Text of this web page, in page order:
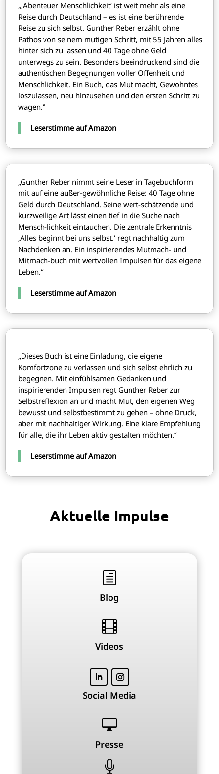
„‚Abenteuer Menschlichkeit‘ ist weit mehr als eine
Reise durch Deutschland – es ist eine berührende
Reise zu sich selbst. Gunther Reber erzählt ohne
Pathos von seinem mutigen Schritt, mit 55 Jahren alles
hinter sich zu lassen und 40 Tage ohne Geld
unterwegs zu sein. Besonders beeindruckend sind die
authentischen Begegnungen voller Offenheit und
Menschlichkeit. Ein Buch, das Mut macht, Gewohntes
loszulassen, neu hinzusehen und den ersten Schritt zu
wagen.“
Leserstimme auf Amazon
„Gunther Reber nimmt seine Leser in Tagebuchform
mit auf eine außer-gewöhnliche Reise: 40 Tage ohne
Geld durch Deutschland. Seine wert-schätzende und
kurzweilige Art lässt einen tief in die Suche nach
Mensch-lichkeit eintauchen. Die zentrale Erkenntnis
‚Alles beginnt bei uns selbst.‘ regt nachhaltig zum
Nachdenken an. Ein inspirierendes Mutmach- und
Mitmach-buch mit wertvollen Impulsen für das eigene
Leben.“
Leserstimme auf Amazon
„Dieses Buch ist eine Einladung, die eigene
Komfortzone zu verlassen und sich selbst ehrlich zu
begegnen. Mit einfühlsamen Gedanken und
inspirierenden Impulsen regt Gunther Reber zur
Selbstreflexion an und macht Mut, den eigenen Weg
bewusst und selbstbestimmt zu gehen – ohne Druck,
aber mit nachhaltiger Wirkung. Eine klare Empfehlung
für alle, die ihr Leben aktiv gestalten möchten.“
Leserstimme auf Amazon
Aktuelle Impulse
h
Blog

Videos
Social Media

Presse
